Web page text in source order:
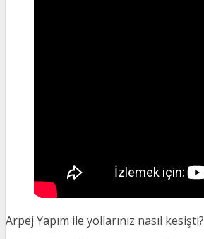
Arpej Yapım ile yollarınız nasıl kesişti?